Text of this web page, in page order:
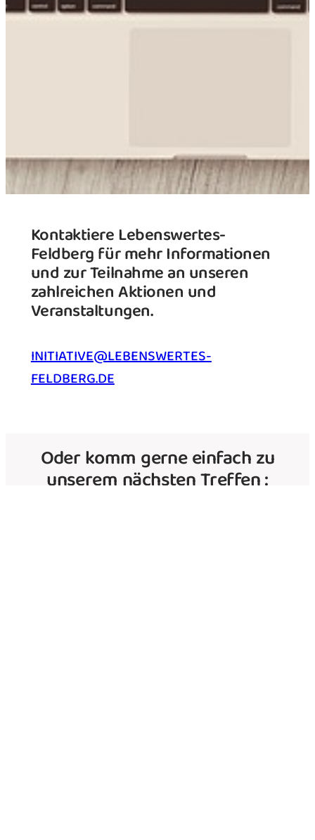
Kontaktiere Lebenswertes-
Feldberg für mehr Informationen
und zur Teilnahme an unseren
zahlreichen Aktionen und
Veranstaltungen.
INITIATIVE@LEBENSWERTES-
FELDBERG.DE
Oder komm gerne einfach zu
unserem nächsten Treffen :